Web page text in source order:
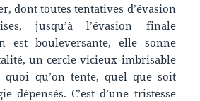
dont toutes tentatives d’évasion
jusqu’à l’évasion finale
est bouleversante, elle sonne
un cercle vicieux imbrisable
quoi qu’on tente, quel que soit
dépensés. C’est d’une tristesse